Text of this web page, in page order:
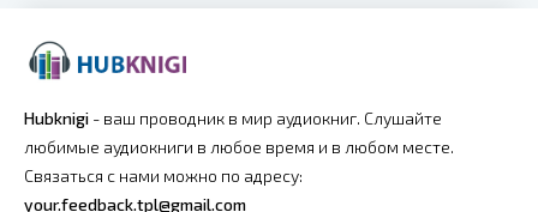
Hubknigi - ваш проводник в мир аудиокниг. Слушайте
любимые аудиокниги в любое время и в любом месте.
Связаться с нами можно по адресу:
your.feedback.tpl@gmail.com